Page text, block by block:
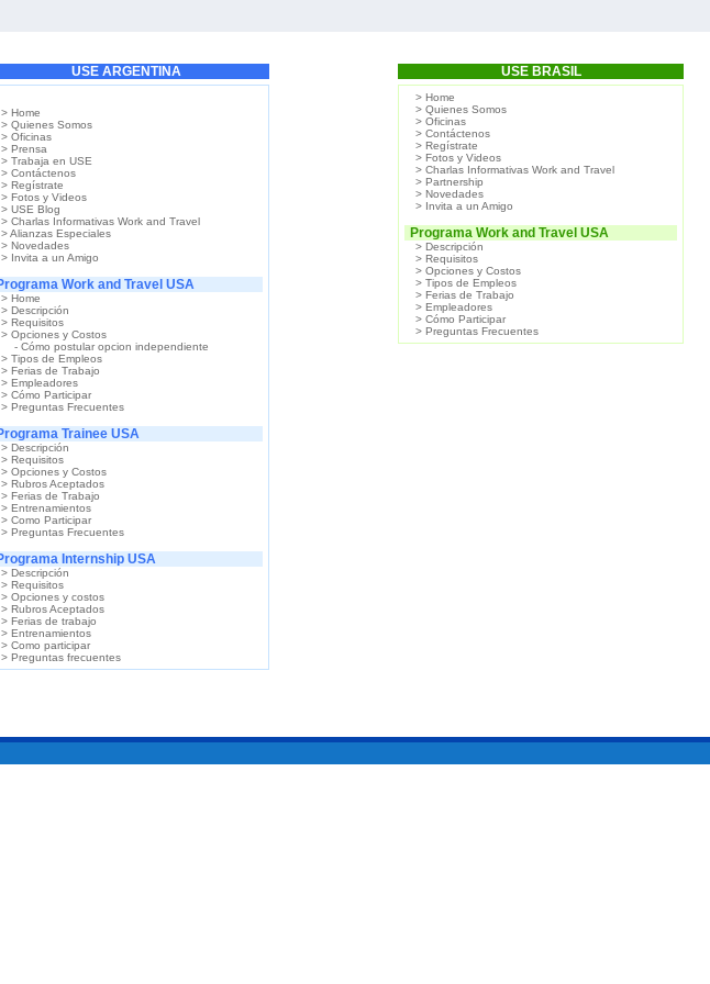
USE ARGENTINA
> Home
> Quienes Somos
> Oficinas
> Prensa
> Trabaja en USE
> Contáctenos
> Regístrate
> Fotos y Videos
> USE Blog
> Charlas Informativas Work and Travel
> Alianzas Especiales
> Novedades
> Invita a un Amigo
Work and Travel USA
> Home
> Descripción
> Requisitos
> Opciones y Costos
- Cómo postular opcion independiente
> Tipos de Empleos
> Ferias de Trabajo
> Empleadores
> Cómo Participar
> Preguntas Frecuentes
Trainee USA
> Descripción
> Requisitos
> Opciones y Costos
> Rubros Aceptados
> Ferias de Trabajo
> Entrenamientos
> Como Participar
> Preguntas Frecuentes
Internship USA
> Descripción
> Requisitos
> Opciones y costos
> Rubros Aceptados
> Ferias de trabajo
> Entrenamientos
> Como participar
> Preguntas frecuentes
USE BRASIL
> Home
> Quienes Somos
> Oficinas
> Contáctenos
> Regístrate
> Fotos y Videos
> Charlas Informativas Work and Travel
> Partnership
> Novedades
> Invita a un Amigo
Programa Work and Travel USA
> Descripción
> Requisitos
> Opciones y Costos
> Tipos de Empleos
> Ferias de Trabajo
> Empleadores
> Cómo Participar
> Preguntas Frecuentes